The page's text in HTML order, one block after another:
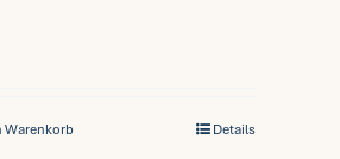
Warenkorb Details